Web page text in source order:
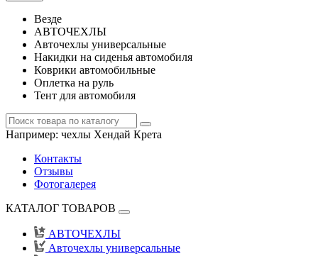
Везде
АВТОЧЕХЛЫ
Авточехлы универсальные
Накидки на сиденья автомобиля
Коврики автомобильные
Оплетка на руль
Тент для автомобиля
Например: чехлы Хендай Крета
Контакты
Отзывы
Фотогалерея
КАТАЛОГ ТОВАРОВ
АВТОЧЕХЛЫ
Авточехлы универсальные